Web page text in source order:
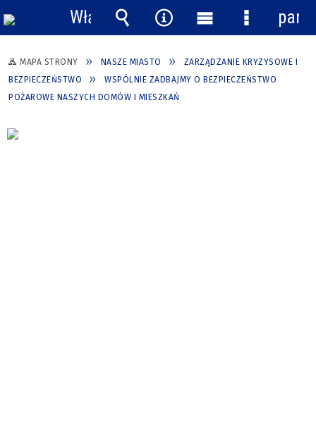
MAPA STRONY NASZE MIASTO
ZARZĄDZANIE KRYZYSOWE I
BEZPIECZEŃSTWO
WSPÓLNIE ZADBAJMY O BEZPIECZEŃSTWO
POŻAROWE NASZYCH DOMÓW I MIESZKAŃ
Włącz
powiadomienia
Wyszukiwarka
Narzędzia
Menu
główne
Menu
panel